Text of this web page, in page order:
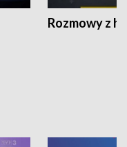
Rozmowy z